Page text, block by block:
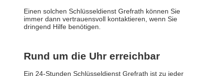
Einen solchen Schlüsseldienst Grefrath können Sie
immer dann vertrauensvoll kontaktieren, wenn Sie
dringend Hilfe benötigen.
Rund um die Uhr erreichbar
Ein 24-Stunden Schlüsseldienst Grefrath ist zu jeder